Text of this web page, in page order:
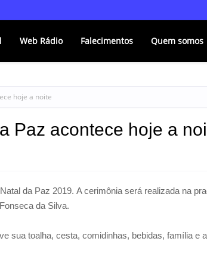
Web Rádio Falecimentos Quem somos
hoje a noite
Paz acontece hoje a
da Paz 2019. A cerimônia será realizada na
da Silva.
sua toalha, cesta, comidinhas, bebidas, família e